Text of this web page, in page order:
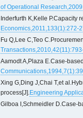
of Operational
Inderfurth K,Kelle P.Capacity
Economics,2011,133(1):272-
Fu Q,Lee C,Teo
Aamodt A,Plaza E.Case-
Xing G,Ding J,Chai T,et
process[J].Engineering
Gilboa I,Schmeidler D.Case-